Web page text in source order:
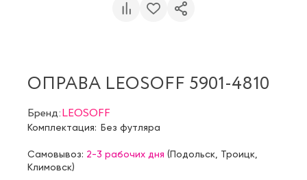
ОПРАВА LEOSOFF 5901-4810
Бренд:LEOSOFF
Комплектация: Без футляра
Самовывоз: 2-3 рабочих дня (Подольск Троицк
Климовск)